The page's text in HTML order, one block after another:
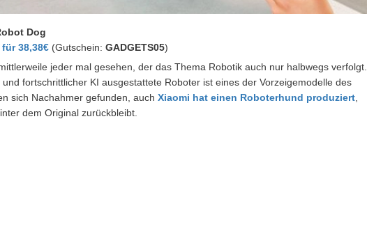
Dog
38,38€ (Gutschein: GADGETS05)
jeder mal gesehen, der das Thema Robotik auch nur halbwegs verfolgt.
fortschrittlicher KI ausgestattete Roboter ist eines der Vorzeigemodelle des
sich Nachahmer gefunden, auch Xiaomi hat einen Roboterhund produziert,
dem Original zurückbleibt.